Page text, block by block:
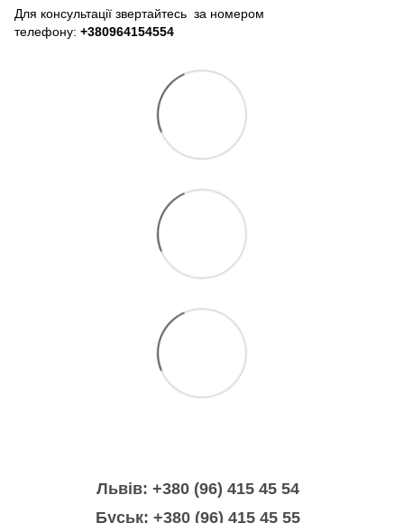
Для консультації звертайтесь за номером
телефону: +380964154554
Львів: +380 (96) 415 45 54
Буськ: +380 (96) 415 45 55